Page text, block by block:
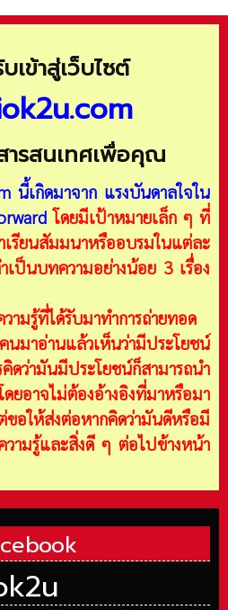
เข้าสู่เว็บไซต์
รสนเทศเพื่อคุณ
นี้เกิดมาจาก แรงบันดาลใจใน
โดยมีเป้าหมายเล็ก ๆ ที่
เรียนสัมมนาหรืออบรมในแต่ละ
เป็นบทความอย่างน้อย 3 เรื่อง
ามรู้ที่ได้รับมาทำการถ่ายทอด
มาอ่านแล้วเห็นว่ามีประโยชน์
ดว่ามันมีประโยชน์ก็สามารถนำ
อาจไม่ต้องอ้างอิงที่มาหรือมา
ส่งต่อหากคิดว่ามันดีหรือมี
ามรู้และสิ่งดี ๆ ต่อไปข้างหน้า